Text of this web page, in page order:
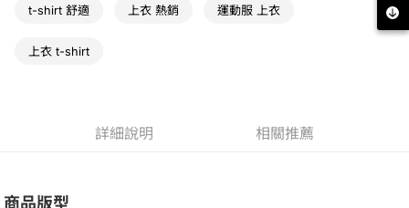
t-shirt 舒適 上衣 熱銷 運動服 上衣
上衣 t-shirt
詳細說明 相關推薦
商品版型